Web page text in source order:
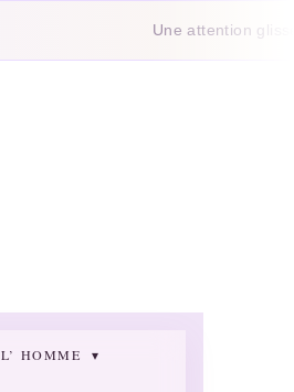
Une attention glissée
L’ HOMME